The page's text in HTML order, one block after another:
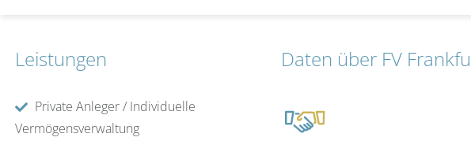
Leistungen
Private Anleger / Individuelle
Vermögensverwaltung
Daten über FV